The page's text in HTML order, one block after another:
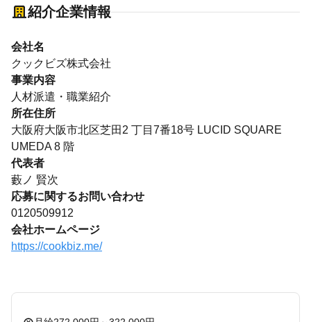
紹介企業情報
会社名
クックビズ株式会社
事業内容
人材派遣・職業紹介
所在住所
大阪府大阪市北区芝田2 丁目7番18号 LUCID SQUARE
UMEDA 8 階
代表者
藪ノ 賢次
応募に関するお問い合わせ
0120509912
会社ホームページ
https://cookbiz.me/